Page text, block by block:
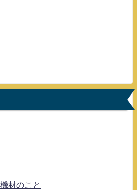
材のこと